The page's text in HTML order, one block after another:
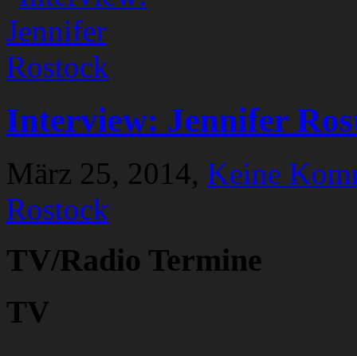
Interview: Jennifer
März 25, 2014, Keine
Rostock
TV/Radio Termine
TV